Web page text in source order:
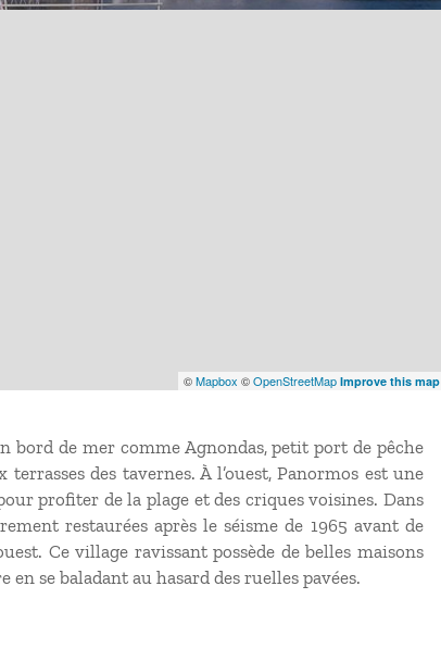
©Mapbox ©OpenStreetMap Improve this map
bord de mer comme Agnondas, petit port de pêche
des tavernes. À l’ouest, Panormos est une
profiter de la plage et des criques voisines. Dans
restaurées après le séisme de 1965 avant de
Ce village ravissant possède de belles maisons
se baladant au hasard des ruelles pavées.